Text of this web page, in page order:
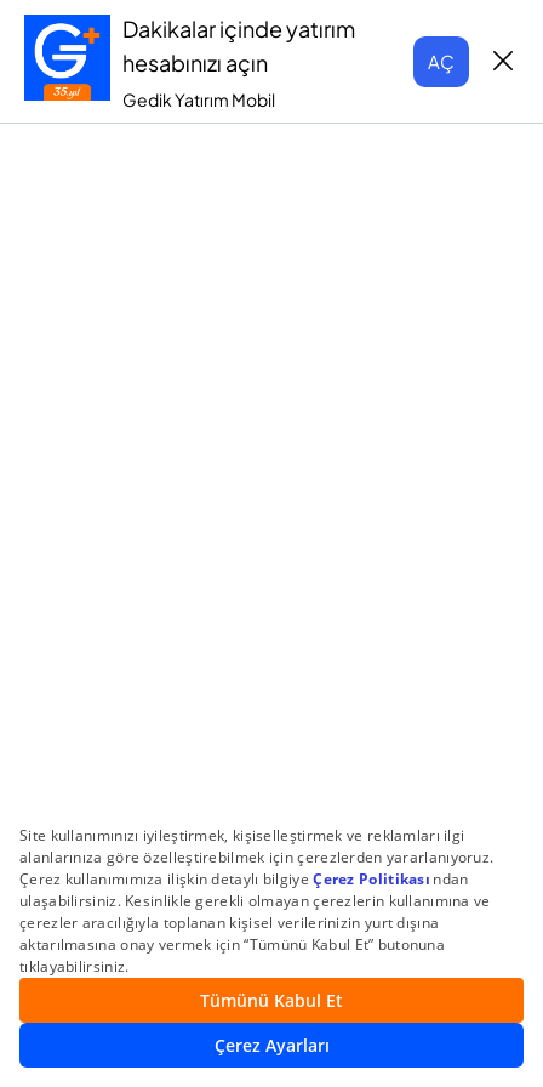
Dakikalar içinde yatırım
hesabınızı açın
Gedik Yatırım Mobil
AÇ